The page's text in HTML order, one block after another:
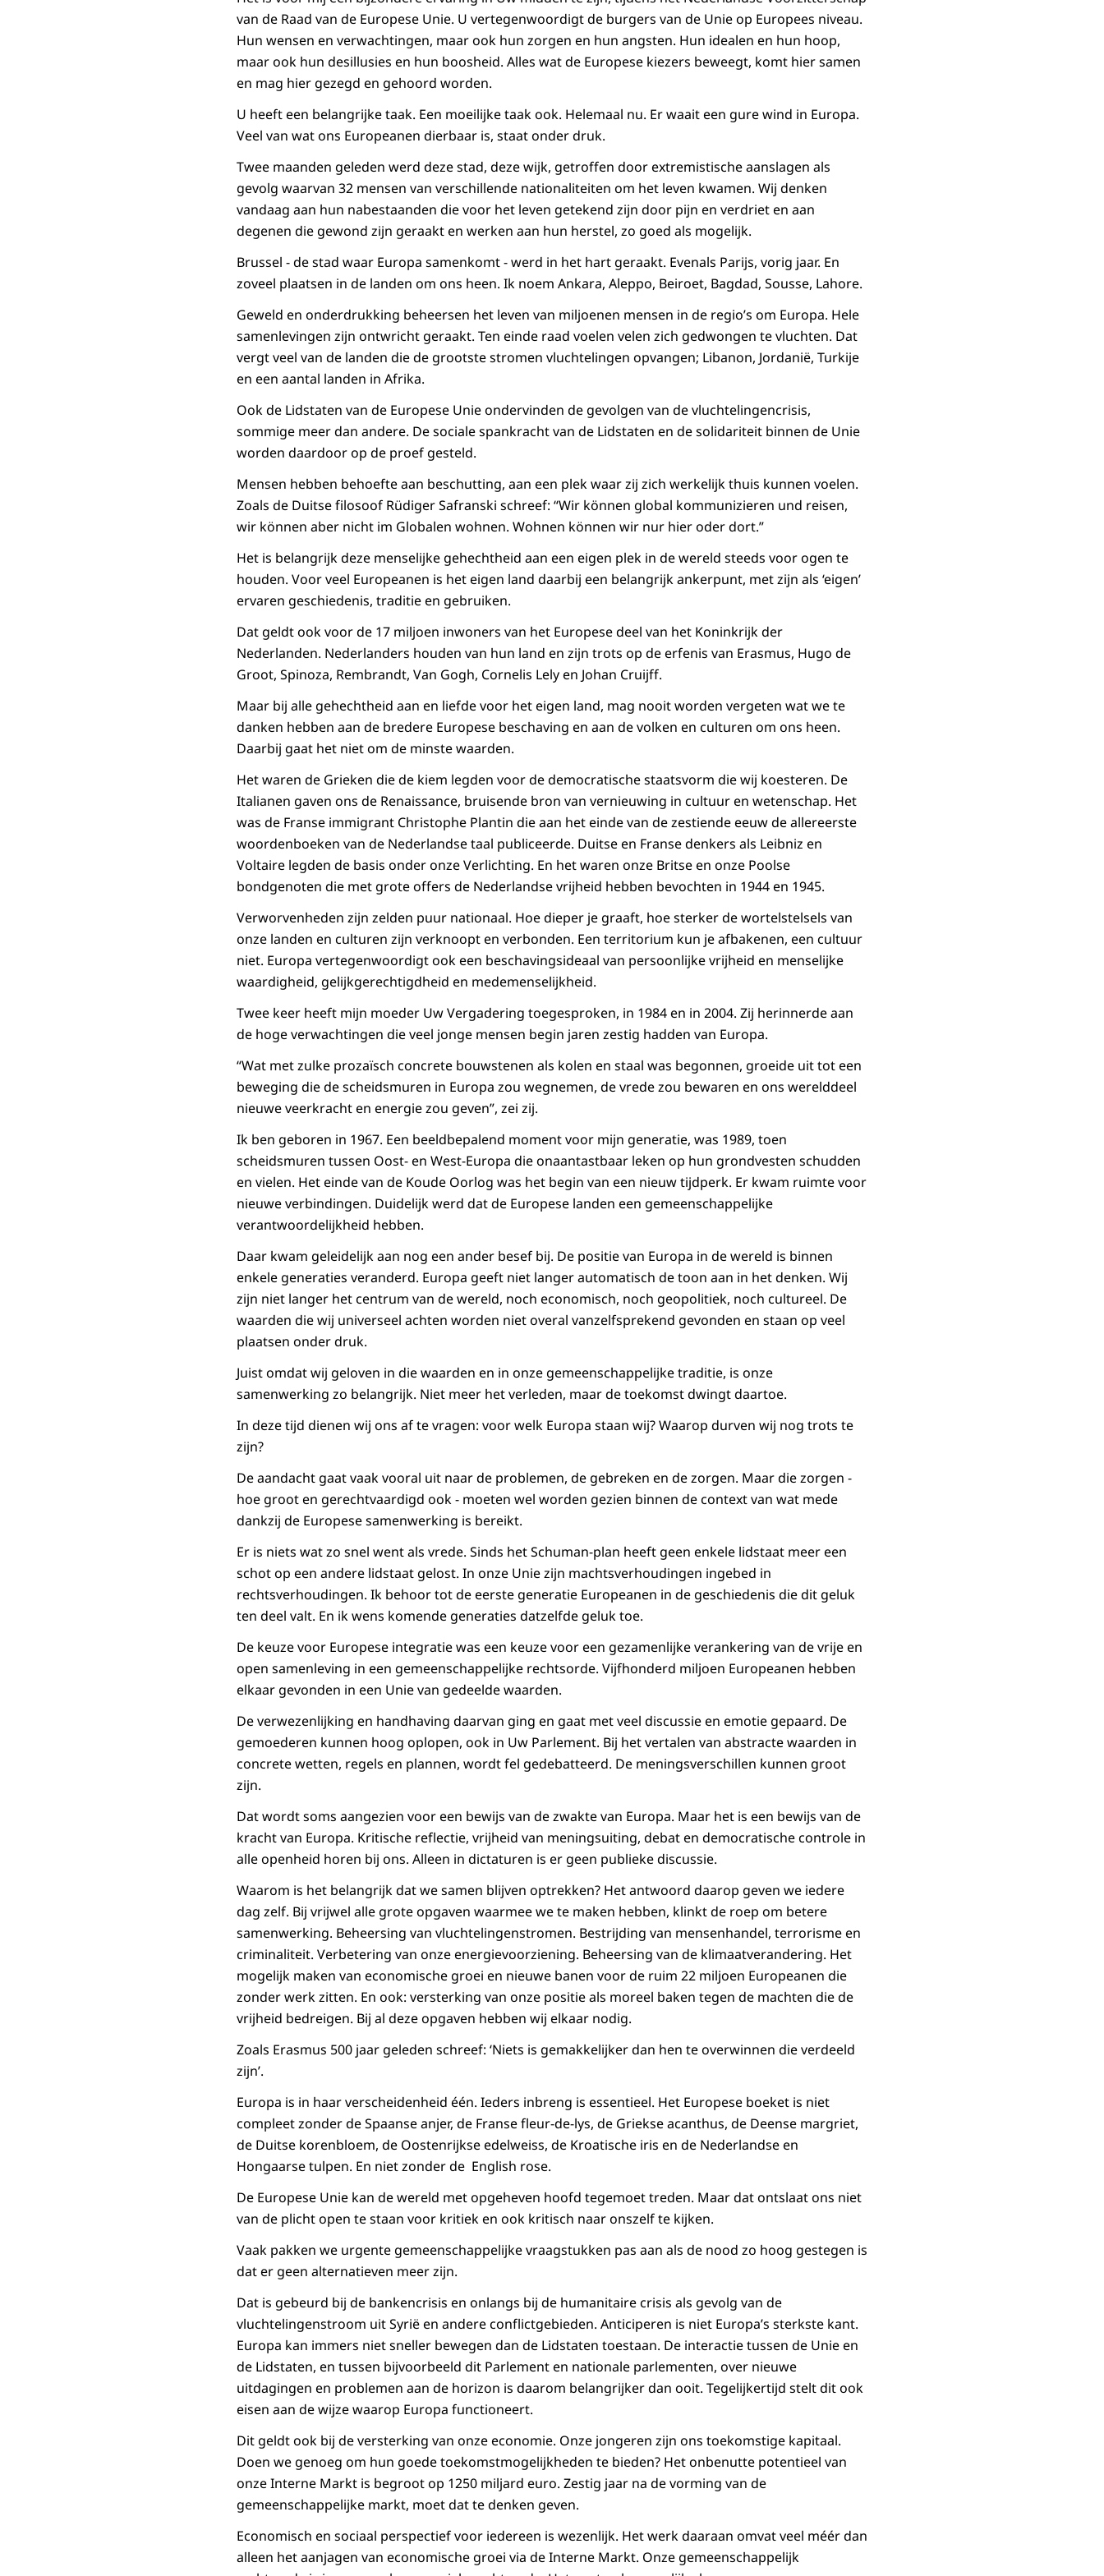
van de Raad van de Europese Unie. U vertegenwoordigt de burgers van de Unie op Europees niveau.
Hun wensen en verwachtingen, maar ook hun zorgen en hun angsten. Hun idealen en hun hoop,
maar ook hun desillusies en hun boosheid. Alles wat de Europese kiezers beweegt, komt hier samen
en mag hier gezegd en gehoord worden.
U heeft een belangrijke taak. Een moeilijke taak ook. Helemaal nu. Er waait een gure wind in Europa.
Veel van wat ons Europeanen dierbaar is, staat onder druk.
Twee maanden geleden werd deze stad, deze wijk, getroffen door extremistische aanslagen als
gevolg waarvan 32 mensen van verschillende nationaliteiten om het leven kwamen. Wij denken
vandaag aan hun nabestaanden die voor het leven getekend zijn door pijn en verdriet en aan
degenen die gewond zijn geraakt en werken aan hun herstel, zo goed als mogelijk.
Brussel - de stad waar Europa samenkomt - werd in het hart geraakt. Evenals Parijs, vorig jaar. En
zoveel plaatsen in de landen om ons heen. Ik noem Ankara, Aleppo, Beiroet, Bagdad, Sousse, Lahore.
Geweld en onderdrukking beheersen het leven van miljoenen mensen in de regio’s om Europa. Hele
samenlevingen zijn ontwricht geraakt. Ten einde raad voelen velen zich gedwongen te vluchten. Dat
vergt veel van de landen die de grootste stromen vluchtelingen opvangen; Libanon, Jordanië, Turkije
en een aantal landen in Afrika.
Ook de Lidstaten van de Europese Unie ondervinden de gevolgen van de vluchtelingencrisis,
sommige meer dan andere. De sociale spankracht van de Lidstaten en de solidariteit binnen de Unie
worden daardoor op de proef gesteld.
Mensen hebben behoefte aan beschutting, aan een plek waar zij zich werkelijk thuis kunnen voelen.
Zoals de Duitse filosoof Rüdiger Safranski schreef: “Wir können global kommunizieren und reisen,
wir können aber nicht im Globalen wohnen. Wohnen können wir nur hier oder dort.”
Het is belangrijk deze menselijke gehechtheid aan een eigen plek in de wereld steeds voor ogen te
houden. Voor veel Europeanen is het eigen land daarbij een belangrijk ankerpunt, met zijn als ‘eigen’
ervaren geschiedenis, traditie en gebruiken.
Dat geldt ook voor de 17 miljoen inwoners van het Europese deel van het Koninkrijk der
Nederlanden. Nederlanders houden van hun land en zijn trots op de erfenis van Erasmus, Hugo de
Groot, Spinoza, Rembrandt, Van Gogh, Cornelis Lely en Johan Cruijff.
Maar bij alle gehechtheid aan en liefde voor het eigen land, mag nooit worden vergeten wat we te
danken hebben aan de bredere Europese beschaving en aan de volken en culturen om ons heen.
Daarbij gaat het niet om de minste waarden.
Het waren de Grieken die de kiem legden voor de democratische staatsvorm die wij koesteren. De
Italianen gaven ons de Renaissance, bruisende bron van vernieuwing in cultuur en wetenschap. Het
was de Franse immigrant Christophe Plantin die aan het einde van de zestiende eeuw de allereerste
woordenboeken van de Nederlandse taal publiceerde. Duitse en Franse denkers als Leibniz en
Voltaire legden de basis onder onze Verlichting. En het waren onze Britse en onze Poolse
bondgenoten die met grote offers de Nederlandse vrijheid hebben bevochten in 1944 en 1945.
Verworvenheden zijn zelden puur nationaal. Hoe dieper je graaft, hoe sterker de wortelstelsels van
onze landen en culturen zijn verknoopt en verbonden. Een territorium kun je afbakenen, een cultuur
niet. Europa vertegenwoordigt ook een beschavingsideaal van persoonlijke vrijheid en menselijke
waardigheid, gelijkgerechtigdheid en medemenselijkheid.
Twee keer heeft mijn moeder Uw Vergadering toegesproken, in 1984 en in 2004. Zij herinnerde aan
de hoge verwachtingen die veel jonge mensen begin jaren zestig hadden van Europa.
“Wat met zulke prozaïsch concrete bouwstenen als kolen en staal was begonnen, groeide uit tot een
beweging die de scheidsmuren in Europa zou wegnemen, de vrede zou bewaren en ons werelddeel
nieuwe veerkracht en energie zou geven”, zei zij.
Ik ben geboren in 1967. Een beeldbepalend moment voor mijn generatie, was 1989, toen
scheidsmuren tussen Oost- en West-Europa die onaantastbaar leken op hun grondvesten schudden
en vielen. Het einde van de Koude Oorlog was het begin van een nieuw tijdperk. Er kwam ruimte voor
nieuwe verbindingen. Duidelijk werd dat de Europese landen een gemeenschappelijke
verantwoordelijkheid hebben.
Daar kwam geleidelijk aan nog een ander besef bij. De positie van Europa in de wereld is binnen
enkele generaties veranderd. Europa geeft niet langer automatisch de toon aan in het denken. Wij
zijn niet langer het centrum van de wereld, noch economisch, noch geopolitiek, noch cultureel. De
waarden die wij universeel achten worden niet overal vanzelfsprekend gevonden en staan op veel
plaatsen onder druk.
Juist omdat wij geloven in die waarden en in onze gemeenschappelijke traditie, is onze
samenwerking zo belangrijk. Niet meer het verleden, maar de toekomst dwingt daartoe.
In deze tijd dienen wij ons af te vragen: voor welk Europa staan wij? Waarop durven wij nog trots te
zijn?
De aandacht gaat vaak vooral uit naar de problemen, de gebreken en de zorgen. Maar die zorgen -
hoe groot en gerechtvaardigd ook - moeten wel worden gezien binnen de context van wat mede
dankzij de Europese samenwerking is bereikt.
Er is niets wat zo snel went als vrede. Sinds het Schuman-plan heeft geen enkele lidstaat meer een
schot op een andere lidstaat gelost. In onze Unie zijn machtsverhoudingen ingebed in
rechtsverhoudingen. Ik behoor tot de eerste generatie Europeanen in de geschiedenis die dit geluk
ten deel valt. En ik wens komende generaties datzelfde geluk toe.
De keuze voor Europese integratie was een keuze voor een gezamenlijke verankering van de vrije en
open samenleving in een gemeenschappelijke rechtsorde. Vijfhonderd miljoen Europeanen hebben
elkaar gevonden in een Unie van gedeelde waarden.
De verwezenlijking en handhaving daarvan ging en gaat met veel discussie en emotie gepaard. De
gemoederen kunnen hoog oplopen, ook in Uw Parlement. Bij het vertalen van abstracte waarden in
concrete wetten, regels en plannen, wordt fel gedebatteerd. De meningsverschillen kunnen groot
zijn.
Dat wordt soms aangezien voor een bewijs van de zwakte van Europa. Maar het is een bewijs van de
kracht van Europa. Kritische reflectie, vrijheid van meningsuiting, debat en democratische controle in
alle openheid horen bij ons. Alleen in dictaturen is er geen publieke discussie.
Waarom is het belangrijk dat we samen blijven optrekken? Het antwoord daarop geven we iedere
dag zelf. Bij vrijwel alle grote opgaven waarmee we te maken hebben, klinkt de roep om betere
samenwerking. Beheersing van vluchtelingenstromen. Bestrijding van mensenhandel, terrorisme en
criminaliteit. Verbetering van onze energievoorziening. Beheersing van de klimaatverandering. Het
mogelijk maken van economische groei en nieuwe banen voor de ruim 22 miljoen Europeanen die
zonder werk zitten. En ook: versterking van onze positie als moreel baken tegen de machten die de
vrijheid bedreigen. Bij al deze opgaven hebben wij elkaar nodig.
Zoals Erasmus 500 jaar geleden schreef: ‘Niets is gemakkelijker dan hen te overwinnen die verdeeld
zijn’.
Europa is in haar verscheidenheid één. Ieders inbreng is essentieel. Het Europese boeket is niet
compleet zonder de Spaanse anjer, de Franse fleur-de-lys, de Griekse acanthus, de Deense margriet,
de Duitse korenbloem, de Oostenrijkse edelweiss, de Kroatische iris en de Nederlandse en
Hongaarse tulpen. En niet zonder de English rose.
De Europese Unie kan de wereld met opgeheven hoofd tegemoet treden. Maar dat ontslaat ons niet
van de plicht open te staan voor kritiek en ook kritisch naar onszelf te kijken.
Vaak pakken we urgente gemeenschappelijke vraagstukken pas aan als de nood zo hoog gestegen is
dat er geen alternatieven meer zijn.
Dat is gebeurd bij de bankencrisis en onlangs bij de humanitaire crisis als gevolg van de
vluchtelingenstroom uit Syrië en andere conflictgebieden. Anticiperen is niet Europa’s sterkste kant.
Europa kan immers niet sneller bewegen dan de Lidstaten toestaan. De interactie tussen de Unie en
de Lidstaten, en tussen bijvoorbeeld dit Parlement en nationale parlementen, over nieuwe
uitdagingen en problemen aan de horizon is daarom belangrijker dan ooit. Tegelijkertijd stelt dit ook
eisen aan de wijze waarop Europa functioneert.
Dit geldt ook bij de versterking van onze economie. Onze jongeren zijn ons toekomstige kapitaal.
Doen we genoeg om hun goede toekomstmogelijkheden te bieden? Het onbenutte potentieel van
onze Interne Markt is begroot op 1250 miljard euro. Zestig jaar na de vorming van de
gemeenschappelijke markt, moet dat te denken geven.
Economisch en sociaal perspectief voor iedereen is wezenlijk. Het werk daaraan omvat veel méér dan
alleen het aanjagen van economische groei via de Interne Markt. Onze gemeenschappelijk